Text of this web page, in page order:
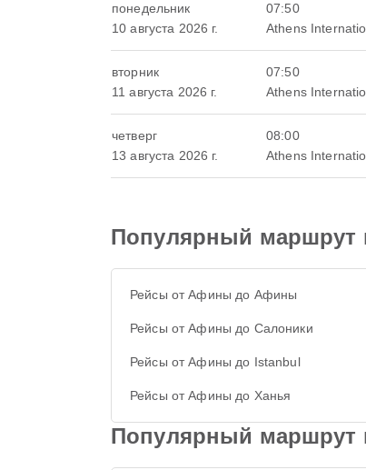
понедельник
10 августа 2026 г.
07:50
Athens
вторник
11 августа 2026 г.
07:50
Athens
четверг
13 августа 2026 г.
08:00
Athens
Популярный
Рейсы от Афины до Афины
Рейсы от Афины до Салоники
Рейсы от Афины до Istanbul
Рейсы от Афины до Ханья
Популярный маршрут